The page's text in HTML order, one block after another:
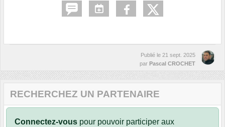
Publié le 21 sept. 2025
par Pascal CROCHET
RECHERCHEZ UN PARTENAIRE
Connectez-vous pour pouvoir participer aux